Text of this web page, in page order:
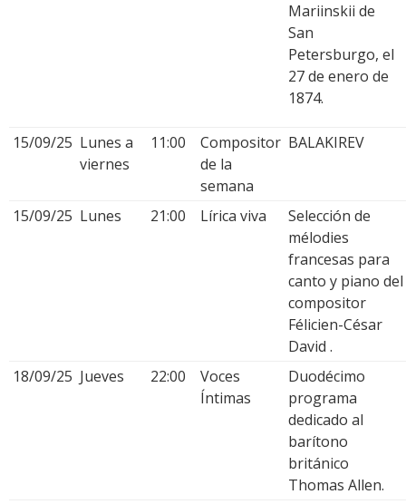
Mariinskii de
San
Petersburgo, el
27 de enero de
1874.
15/09/25 Lunes a
viernes
11:00
Compositor
de la
semana
BALAKIREV
15/09/25 Lunes 21:00 Lírica viva
Selección de
mélodies
francesas para
canto y piano del
compositor
Félicien-César
David .
18/09/25 Jueves 22:00
Voces
Íntimas
Duodécimo
programa
dedicado al
barítono
británico
Thomas Allen.